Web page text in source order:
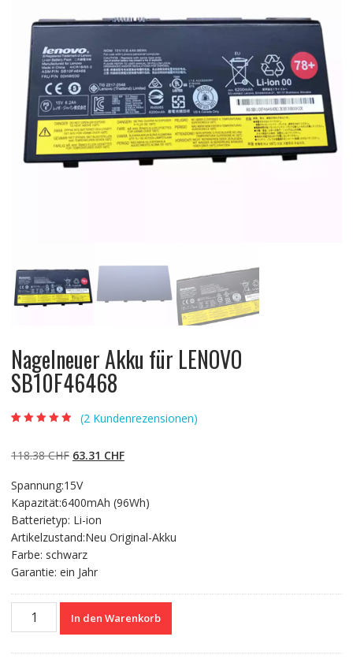
Nagelneuer Akku für LENOVO
SB10F46468
basierend auf
Kundenbewert
(2 Kundenrezensionen)
118.38CHF Ursprünglicher
war:
118.38 CHF
63.31 CHFAktueller
63.31 CHF.
Spannung:15V
Kapazität:6400mAh (96Wh)
Batterietyp: Li-ion
Artikelzustand:Neu Original-Akku
Farbe: schwarz
Garantie: ein Jahr
Nagelneuer
In den Warenkorb